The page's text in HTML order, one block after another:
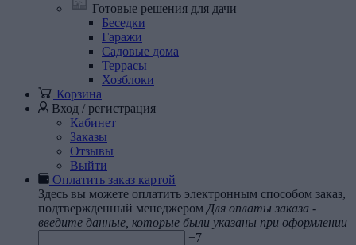
Готовые решения для дачи
Беседки
Гаражи
Садовые дома
Террасы
Хозблоки
Корзина
Вход / регистрация
Кабинет
Заказы
Отзывы
Выйти
Оплатить заказ картой
Здесь вы можете оплатить электронным способом заказ,
подтвержденный менеджером Для оплаты заказа -
введите данные, которые были указаны при оформлении
+7